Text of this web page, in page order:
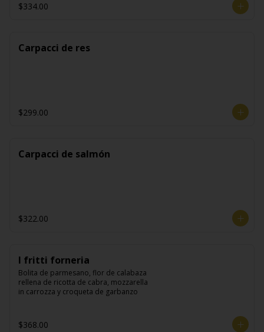
$334.00
Carpacci de res
$299.00
Carpacci de salmón
$322.00
I fritti forneria
Bolita de parmesano, flor de calabaza
rellena de ricotta de cabra, mozzarella
in carrozza y croqueta de garbanzo
$368.00